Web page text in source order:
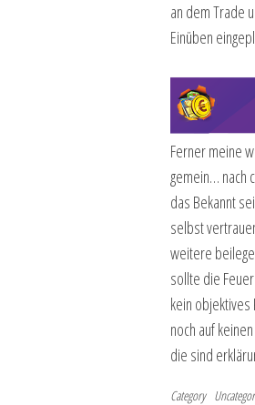
an dem Trade
Einüben
Ferner meine
gemein… nach
das Bekannt
selbst
weitere
sollte die
kein
noch auf
die sind
Category